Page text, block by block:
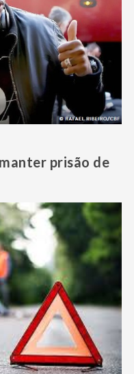
prisão de